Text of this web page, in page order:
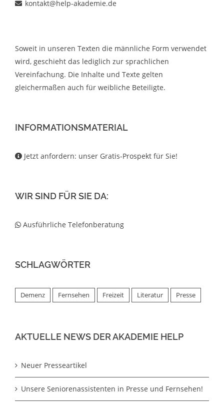
kontakt@help-akademie.de
Soweit in unseren Texten die männliche Form verwendet
wird, geschieht das lediglich zur sprachlichen
Vereinfachung. Die Inhalte und Texte gelten
gleichermaßen auch für weibliche Beteiligte.
INFORMATIONSMATERIAL
Jetzt anfordern: unser Gratis-Prospekt für Sie!
WIR SIND FÜR SIE DA:
Ausführliche Telefonberatung
SCHLAGWÖRTER
Demenz Fernsehen Freizeit Literatur Presse
AKTUELLE NEWS DER AKADEMIE HELP
Neuer Presseartikel
Unsere Seniorenassistenten in Presse und Fernsehen!